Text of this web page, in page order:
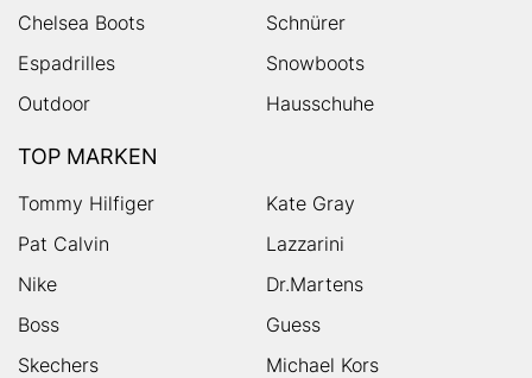
Chelsea Boots
Schnürer
Espadrilles
Snowboots
Outdoor
Hausschuhe
TOP MARKEN
Tommy Hilfiger
Kate Gray
Pat Calvin
Lazzarini
Nike
Dr.Martens
Boss
Guess
Skechers
Michael Kors